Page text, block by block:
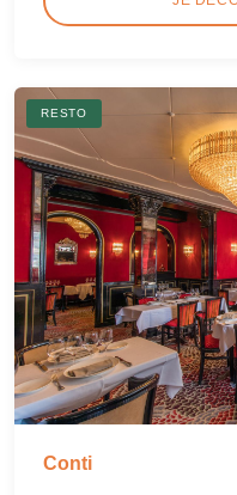
RESTO
Conti